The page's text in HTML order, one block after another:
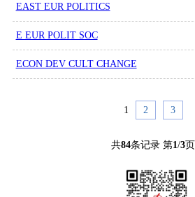
EAST EUR POLITICS
E EUR POLIT SOC
ECON DEV CULT CHANGE
1 2 3
共84条记录 第1/3页